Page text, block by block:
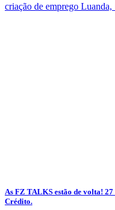
criação de emprego
As FZ TALKS estão de volta!
Crédito.